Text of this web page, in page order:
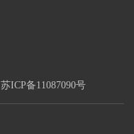
苏ICP备11087090号